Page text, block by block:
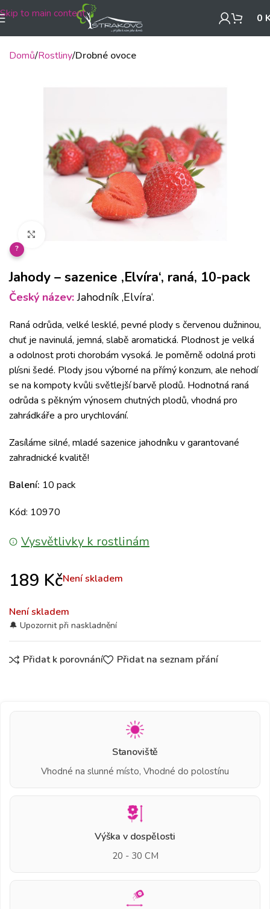
Skip to main content 0
Domů Rostliny Drobné ovoce
?
Jahody – sazenice ‚Elvíra‘, raná, 10-pack
Český název:Jahodník ‚Elvíra‘.
Raná odrůda, velké lesklé, pevné plody s červenou dužninou,
chuť je navinulá, jemná, slabě aromatická. Plodnost je velká
a odolnost proti chorobám vysoká. Je poměrně odolná proti
plísni šedé. Plody jsou výborné na přímý konzum, ale nehodí
se na kompoty kvůli světlejší barvě plodů. Hodnotná raná
odrůda s pěkným výnosem chutných plodů, vhodná pro
zahrádkáře a pro urychlování.
Zasíláme silné, mladé sazenice jahodníku v garantované
zahradnické kvalitě!
Balení: 10 pack
Kód: 10970
Vysvětlivky k rostlinám
189 KčNení skladem
Není skladem
Přidat k porovnání Přidat na seznam přání
Stanoviště
Vhodné na slunné místo, Vhodné do polostínu
Výška v dospělosti
20 - 30 CM